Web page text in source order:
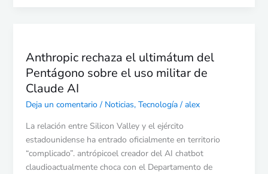
Anthropic rechaza el ultimátum del
Pentágono sobre el uso militar de
Claude AI
Deja un comentario / Noticias, Tecnología/ alex
La relación entre Silicon Valley y el ejército
estadounidense ha entrado oficialmente en territorio
“complicado”. antrópicoel creador del AI chatbot
claudioactualmente choca con el Departamento de
el
ultimátum
del
sobre
el
uso
militar
de